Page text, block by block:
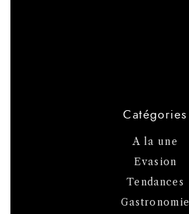
Catégories
A la une
Evasion
Tendances
Gastronomie